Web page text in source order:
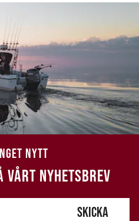
NYTT
VÅRT NYHETSBREV
SKICKA